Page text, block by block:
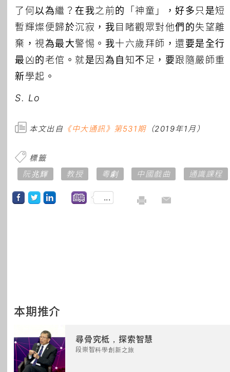
了何以為繼？在我之前的「神童」，好多只是短
暫輝燦便歸於沉寂，我目睹觀眾對他們的失望離
棄，視為最大警惕。我十六歲拜師，還要是全行
最凶的老倌。就是因為自知不足，要跟隨嚴師重
新學起。
S. Lo
本文出自 《中大通訊》第531期（2019年1月）
標籤
阮兆輝
教授 粵劇 中國戲曲 通識課程
...
本期推介
尋骨究柢，探索智慧
段崇智科學創新之旅